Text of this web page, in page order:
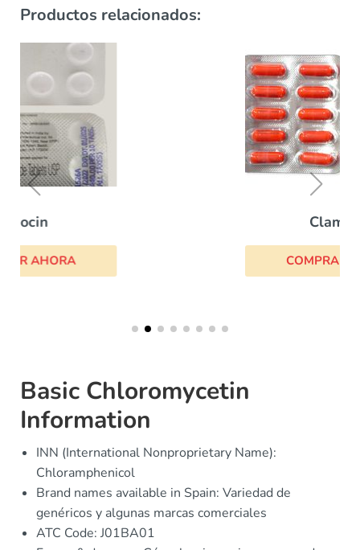
Productos relacionados:
Basic Chloromycetin
Information
INN (International Nonproprietary Name):
Chloramphenicol
Brand names available in Spain: Variedad de
genéricos y algunas marcas comerciales
ATC Code: J01BA01